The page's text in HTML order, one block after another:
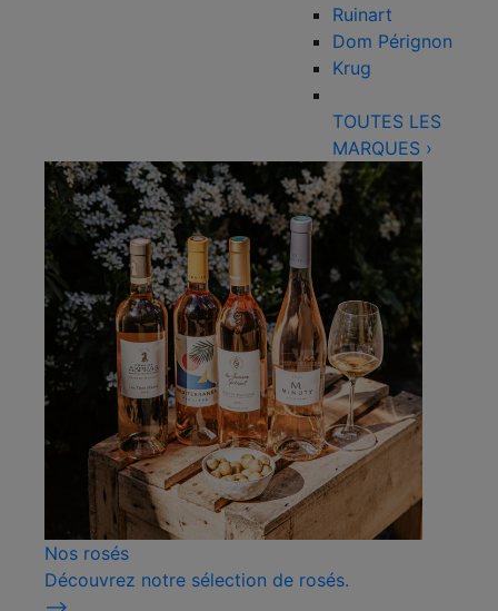
Ruinart
Dom Pérignon
Krug
TOUTES LES
MARQUES ›
Nos rosés
Découvrez notre sélection de rosés.
⟶